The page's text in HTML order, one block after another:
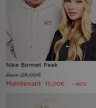
Nike Bonnet Peak
Était28,00€
Maintenant 15,00€ - 46%